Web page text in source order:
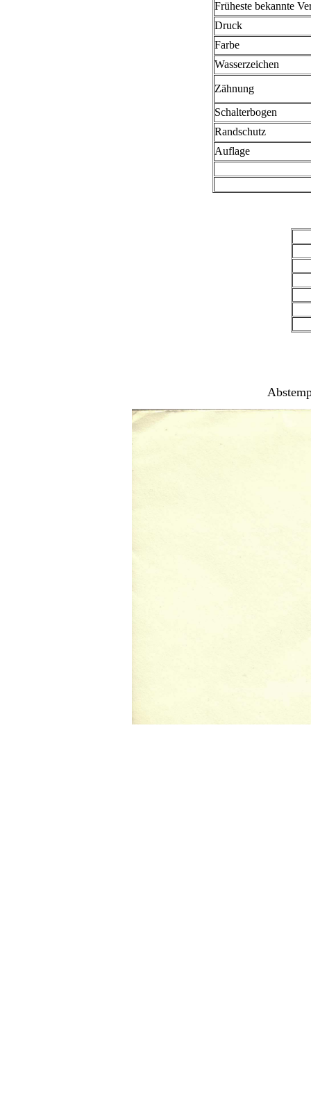
Früheste bekannte
Druck
Farbe
Wasserzeichen
Zähnung
Schalterbogen
Randschutz
Auflage